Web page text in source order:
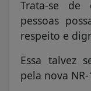
Trata-se de
pessoas
respeito e
Essa talvez
pela nova NR-